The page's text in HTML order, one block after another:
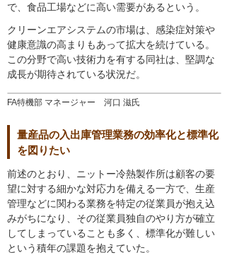
FA特機部 マネージャー 河口 滋氏
で、食品工場などに高い需要があるという。
クリーンエアシステムの市場は、感染症対策や
健康意識の高まりもあって拡大を続けている。
この分野で高い技術力を有する同社は、堅調な
成長が期待されている状況だ。
量産品の入出庫管理業務の効率化と標準化
を図りたい
前述のとおり、ニットー冷熱製作所は顧客の要
望に対する細かな対応力を備える一方で、生産
管理などに関わる業務を特定の従業員が抱え込
みがちになり、その従業員独自のやり方が確立
してしまっていることも多く、標準化が難しい
という積年の課題を抱えていた。